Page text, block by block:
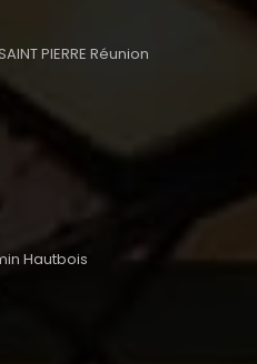
PIERRE Réunion
Hautbois